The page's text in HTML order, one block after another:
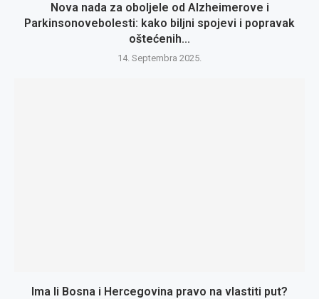
Nova nada za oboljele od Alzheimerove i
Parkinsonovebolesti: kako biljni spojevi i popravak
oštećenih...
14. Septembra 2025.
Ima li Bosna i Hercegovina pravo na vlastiti put?